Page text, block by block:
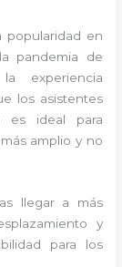
popularidad en
pandemia de
experiencia
los asistentes
es ideal para
amplio y no
llegar a más
y
para los